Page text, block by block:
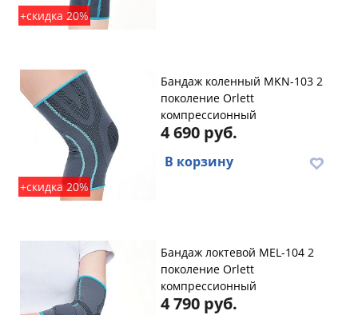
+скидка 20%
+скидка 20%
Бандаж коленный MKN-103 2
поколение Orlett
компрессионный
4 690 руб.
В корзину
Бандаж локтевой MEL-104 2
поколение Orlett
компрессионный
4 790 руб.